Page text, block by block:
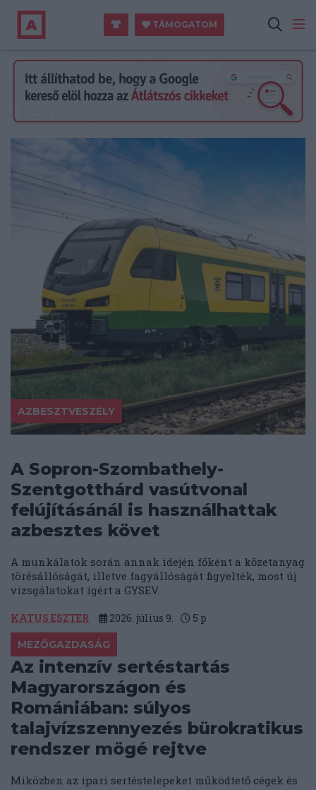
TÁMOGATOM
AZBESZTVESZÉLY
A Sopron-Szombathely-
Szentgotthárd vasútvonal
felújításánál is használhattak
azbesztes követ
A munkálatok során annak idején főként a kőzetanyag
törésállóságát, illetve fagyállóságát figyelték, most új
vizsgálatokat ígért a GYSEV.
KATUS ESZTER 2026. július 9. 5 p
MEZŐGAZDASÁG
Az intenzív sertéstartás
Magyarországon és
Romániában: súlyos
talajvízszennyezés bürokratikus
rendszer mögé rejtve
Miközben az ipari sertéstelepeket működtető cégek és